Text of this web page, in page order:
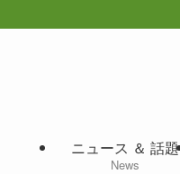
ニュース ＆ 話題
News